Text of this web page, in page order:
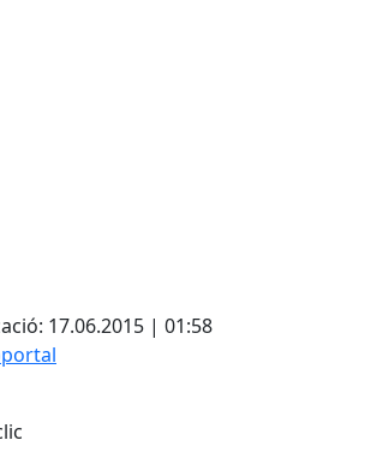
17.06.2015 | 01:58